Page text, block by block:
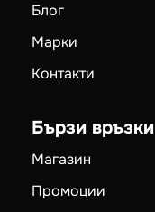
Блог
Марки
Контакти
Бързи връзки
Магазин
Промоции